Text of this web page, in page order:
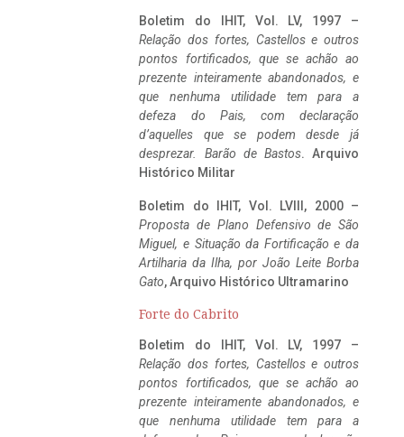
Boletim do IHIT, Vol. LV, 1997 –
Relação dos fortes, Castellos e outros
pontos fortificados, que se achão ao
prezente inteiramente abandonados, e
que nenhuma utilidade tem para a
defeza do Pais, com declaração
d’aquelles que se podem desde já
desprezar. Barão de Bastos. Arquivo
Histórico Militar
Boletim do IHIT, Vol. LVIII, 2000 –
Proposta de Plano Defensivo de São
Miguel, e Situação da Fortificação e da
Artilharia da Ilha, por João Leite Borba
Gato, Arquivo Histórico Ultramarino
Forte do Cabrito
Boletim do IHIT, Vol. LV, 1997 –
Relação dos fortes, Castellos e outros
pontos fortificados, que se achão ao
prezente inteiramente abandonados, e
que nenhuma utilidade tem para a